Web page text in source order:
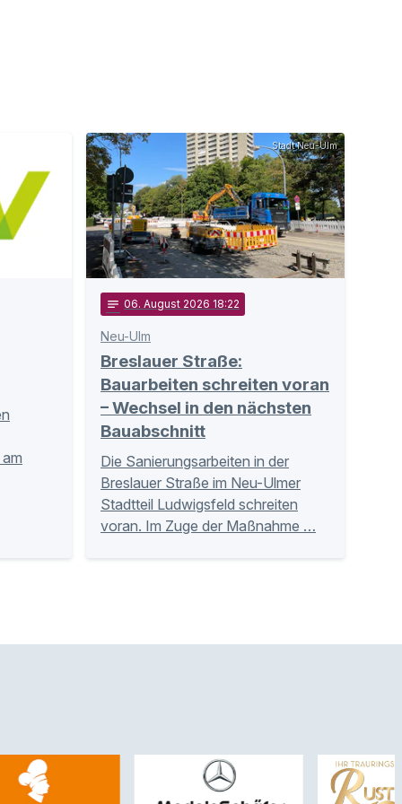
Stadt Neu-Ulm
notes 06. August 2026 18:22
Neu-Ulm
Breslauer Straße:
Bauarbeiten schreiten voran
– Wechsel in den nächsten
Bauabschnitt
Die Sanierungsarbeiten in der
Breslauer Straße im Neu-Ulmer
Stadtteil Ludwigsfeld schreiten
voran. Im Zuge der Maßnahme …